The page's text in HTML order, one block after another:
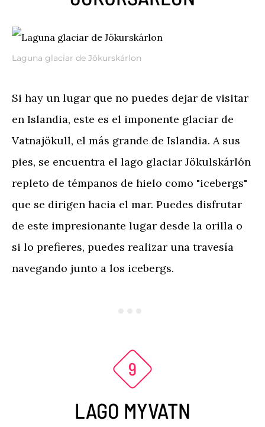
Laguna glaciar de Jökurskárlon
Si hay un lugar que no puedes dejar de visitar
en Islandia, este es el imponente glaciar de
Vatnajökull, el más grande de Islandia. A sus
pies, se encuentra el lago glaciar Jökulskárlón
repleto de témpanos de hielo como "icebergs"
que se dirigen hacia el mar. Puedes disfrutar
de este impresionante lugar desde la orilla o
si lo prefieres, puedes realizar una travesía
navegando junto a los icebergs.
LAGO MYVATN